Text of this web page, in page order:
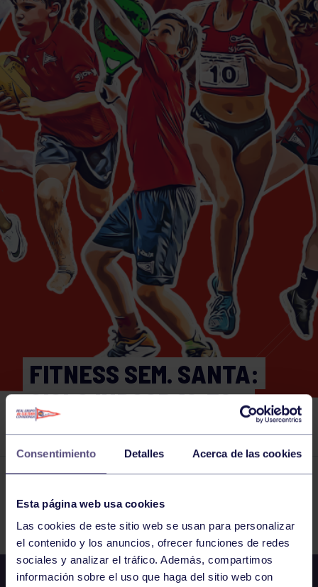
Consentimiento Detalles Acerca de las cookies
Esta página web usa cookies
Las cookies de este sitio web se usan para personalizar
el contenido y los anuncios, ofrecer funciones de redes
sociales y analizar el tráfico. Además, compartimos
información sobre el uso que haga del sitio web con
FITNESS SEM. SANTA:
CICLO INDOOR 18:30 –
SALA CICLO INDOOR